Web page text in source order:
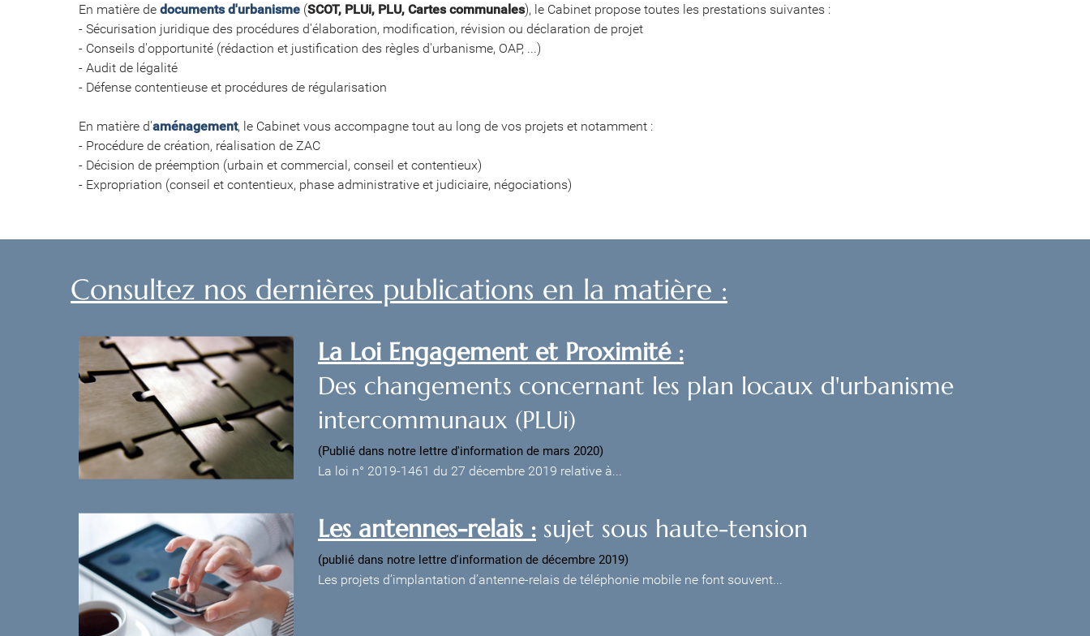
En matière de documents d'urbanisme (SCOT, PLUi, PLU, Cartes communales), le Cabinet propose toutes les prestations suivantes :
- Sécurisation juridique des procédures d'élaboration, modification, révision ou déclaration de projet
- Conseils d'opportunité (rédaction et justification des règles d'urbanisme, OAP, ...)
- Audit de légalité
- Défense contentieuse et procédures de régularisation
En matière d'aménagement, le Cabinet vous accompagne tout au long de vos projets et notamment :
- Procédure de création, réalisation de ZAC
- Décision de préemption (urbain et commercial, conseil et contentieux)
- Expropriation (conseil et contentieux, phase administrative et judiciaire, négociations)
Consultez nos dernières publications en la matière :
La Loi Engagement et Proximité :
Des changements concernant les plan locaux d'urbanisme
intercommunaux (PLUi)
(Publié dans notre lettre d'information de mars 2020)
La loi n° 2019-1461 du 27 décembre 2019 relative à...
Les antennes-relais : sujet sous haute-tension
(publié dans notre lettre d'information de décembre 2019)
Les projets d’implantation d’antenne-relais de téléphonie mobile ne font souvent...